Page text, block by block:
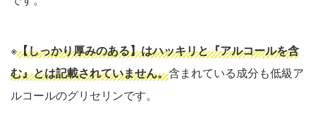
※【しっかり厚みのある】はハッキリと『アルコールを含
む』とは記載されていません。含まれている成分も低級ア
ルコールのグリセリンです。